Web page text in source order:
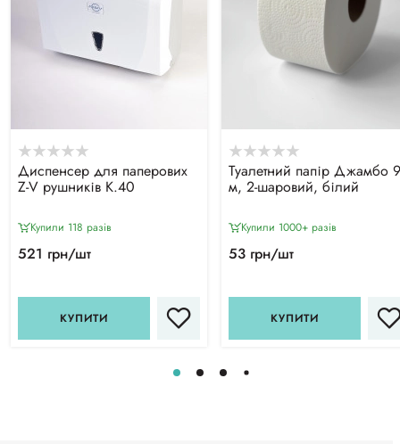
Диспенсер для паперових
Z-V рушників К.40
Купили 118 разiв
521 грн/шт
КУПИТИ
Туалетний папір Джамбо
м, 2-шаровий, білий
Купили 1000+ разiв
53 грн/шт
КУПИТИ